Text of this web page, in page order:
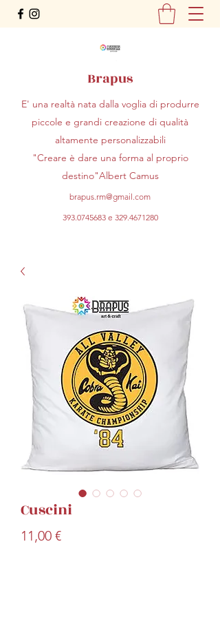
Brapus
E' una realtà nata dalla voglia di produrre
piccole e grandi creazione di qualità
altamente personalizzabili
"Creare è dare una forma al proprio
destino"Albert Camus
brapus.rm@gmail.com
393.0745683e 329.4671280
Cuscini
11,00 €Prezzo